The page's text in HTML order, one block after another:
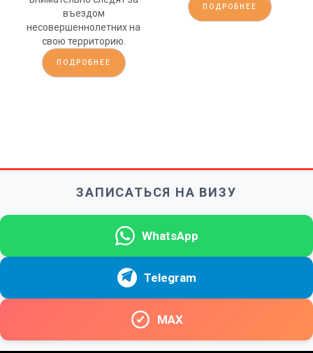
въездом
несовершеннолетних на
свою территорию.
ПОДРОБНЕЕ
ПОДРОБНЕЕ
ЗАПИСАТЬСЯ НА ВИЗУ
WhatsApp
Telegram
MAX